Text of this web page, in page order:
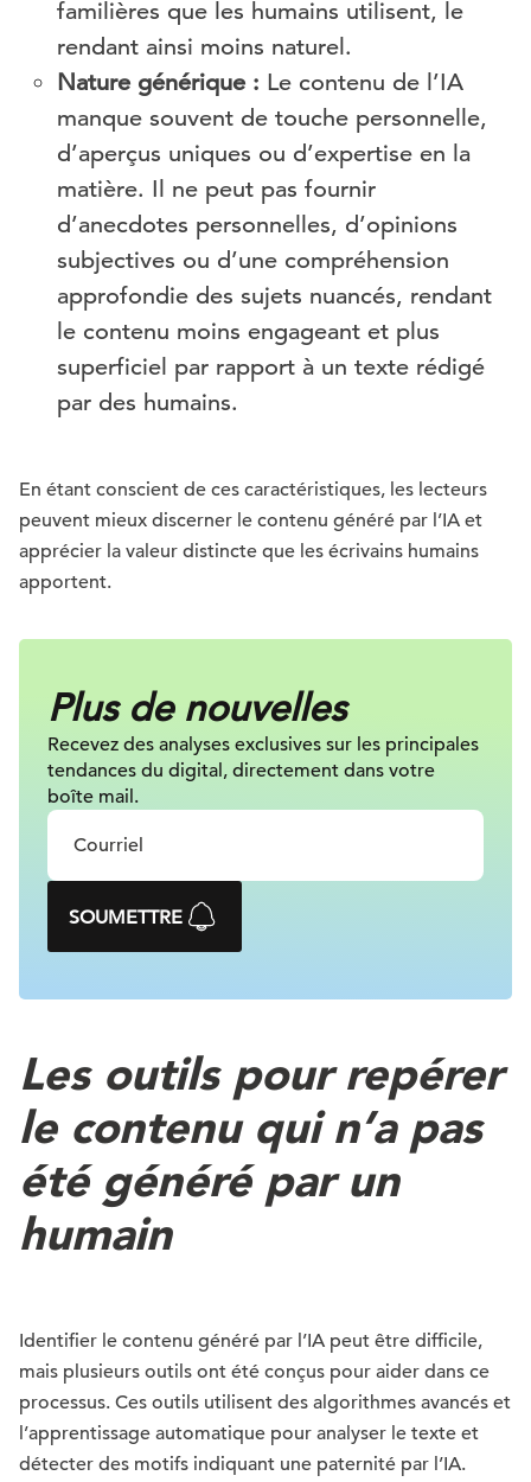
familières que les humains utilisent, le
rendant ainsi moins naturel.
Nature générique : Le contenu de l’IA
manque souvent de touche personnelle,
d’aperçus uniques ou d’expertise en la
matière. Il ne peut pas fournir
d’anecdotes personnelles, d’opinions
subjectives ou d’une compréhension
approfondie des sujets nuancés, rendant
le contenu moins engageant et plus
superficiel par rapport à un texte rédigé
par des humains.
En étant conscient de ces caractéristiques, les lecteurs
peuvent mieux discerner le contenu généré par l’IA et
apprécier la valeur distincte que les écrivains humains
apportent.
Plus de nouvelles
Recevez des analyses exclusives sur les principales
tendances du digital, directement dans votre
boîte mail.
SOUMETTRE
Les outils pour repérer
le contenu qui n’a pas
été généré par un
humain
Identifier le contenu généré par l’IA peut être difficile,
mais plusieurs outils ont été conçus pour aider dans ce
processus. Ces outils utilisent des algorithmes avancés et
l’apprentissage automatique pour analyser le texte et
détecter des motifs indiquant une paternité par l’IA.